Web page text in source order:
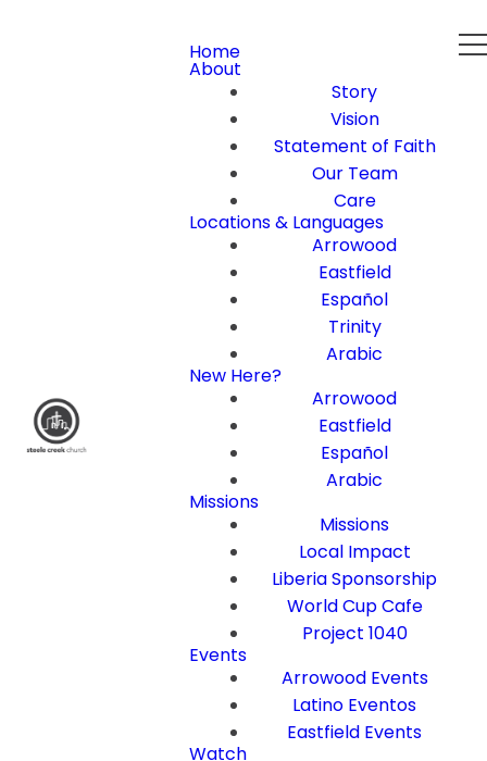
Home
About
Story
Vision
Statement of Faith
Our Team
Care
Locations & Languages
Arrowood
Eastfield
Español
Trinity
Arabic
New Here?
Arrowood
Eastfield
Español
Arabic
Missions
Missions
Local Impact
Liberia Sponsorship
World Cup Cafe
Project 1040
Events
Arrowood Events
Latino Eventos
Eastfield Events
Watch